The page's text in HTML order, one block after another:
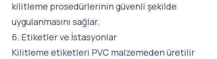
kilitleme prosedürlerinin güvenli şekilde
uygulanmasını sağlar.
6. Etiketler ve İstasyonlar
Kilitleme etiketleri PVC malzemeden üretilir